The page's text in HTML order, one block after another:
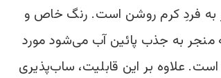
به فردِ کرم روشن است. رنگ خاص و
منجر به جذب پائین آب می­‌شود مورد
علاوه بر این قابلیت، ساب‌­پذیری